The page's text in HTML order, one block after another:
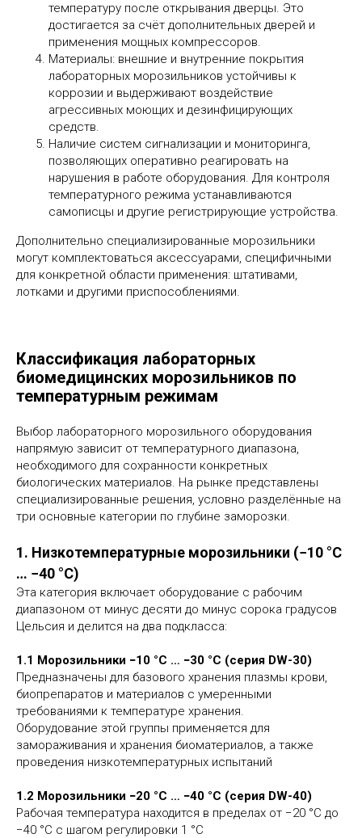
температуру после открывания дверцы. Это
достигается за счёт дополнительных дверей и
применения мощных компрессоров.
Материалы: внешние и внутренние покрытия
лабораторных морозильников устойчивы к
коррозии и выдерживают воздействие
агрессивных моющих и дезинфицирующих
средств.
Наличие систем сигнализации и мониторинга,
позволяющих оперативно реагировать на
нарушения в работе оборудования. Для контроля
температурного режима устанавливаются
самописцы и другие регистрирующие устройства.
Дополнительно специализированные морозильники
могут комплектоваться аксессуарами, специфичными
для конкретной области применения: штативами,
лотками и другими приспособлениями.
Классификация лабораторных
биомедицинских морозильников по
температурным режимам
Выбор лабораторного морозильного оборудования
напрямую зависит от температурного диапазона,
необходимого для сохранности конкретных
биологических материалов. На рынке представлены
специализированные решения, условно разделённые на
три основные категории по глубине заморозки.
1. Низкотемпературные морозильники (−10 °C
… −40 °C)
Эта категория включает оборудование с рабочим
диапазоном от минус десяти до минус сорока градусов
Цельсия и делится на два подкласса:
1.1 Морозильники −10 °C … −30 °C (серия DW-30)
Предназначены для базового хранения плазмы крови,
биопрепаратов и материалов с умеренными
требованиями к температуре хранения.
Оборудование этой группы применяется для
замораживания и хранения биоматериалов, а также
проведения низкотемпературных испытаний
1.2 Морозильники −20 °C … −40 °C (серия DW-40)
Рабочая температура находится в пределах от −20 °C до
−40 °C с шагом регулировки 1 °C